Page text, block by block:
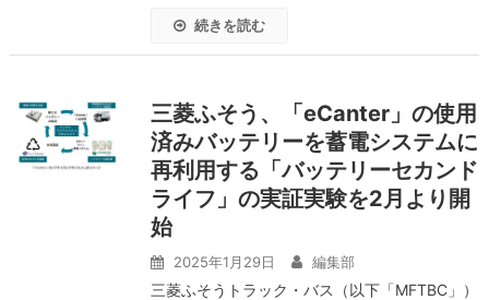
続きを読む
三菱ふそう、「eCanter」の使用
済みバッテリーを蓄電システムに
再利用する「バッテリーセカンド
ライフ」の実証実験を2月より開
始
2025年1月29日 編集部
三菱ふそうトラック・バス（以下「MFTBC」）